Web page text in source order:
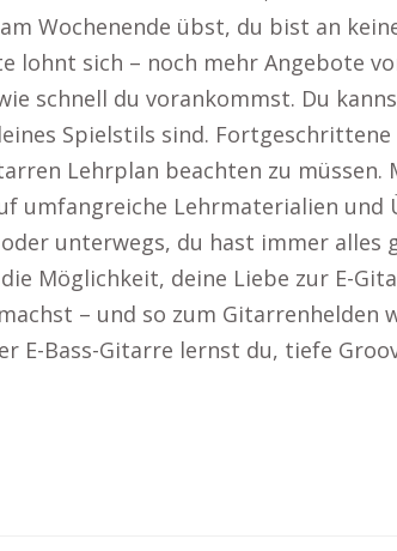
Wochenende übst, du bist an
lohnt sich – noch mehr Angebote
schnell du vorankommst. Du
Spielstils sind.
Lehrplan beachten zu
umfangreiche Lehrmaterialien
oder unterwegs, du hast immer
Möglichkeit, deine Liebe zur E-
– und so zum Gitarrenhelden
E-Bass-Gitarre lernst du, tiefe